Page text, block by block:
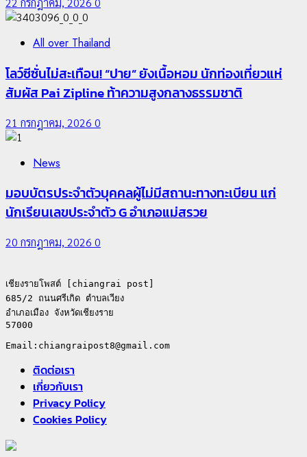
All over Thailand
โลว์ซีซั่นไม่สะเทือน! “ปาย” ยังเนื้อหอม นักท่องเที่ยวแห่
สัมผัส Pai Zipline ท้าความสูงกลางธรรมชาติ
21 กรกฎาคม, 2026 0
News
มอบบัตรประจำตัวบุคคลผู้ไม่มีสถานะทางทะเบียน แก่
นักเรียนเลขประจำตัว G อำเภอแม่สรวย
20 กรกฎาคม, 2026 0
เชียงรายโพสต์ [chiangrai post]
685/2 ถนนศรีเกิด ตำบลเวียง
อำเภอเมือง จังหวัดเชียงราย
57000
ติดต่อเรา
เกี่ยวกับเรา
Privacy Policy
Cookies Policy